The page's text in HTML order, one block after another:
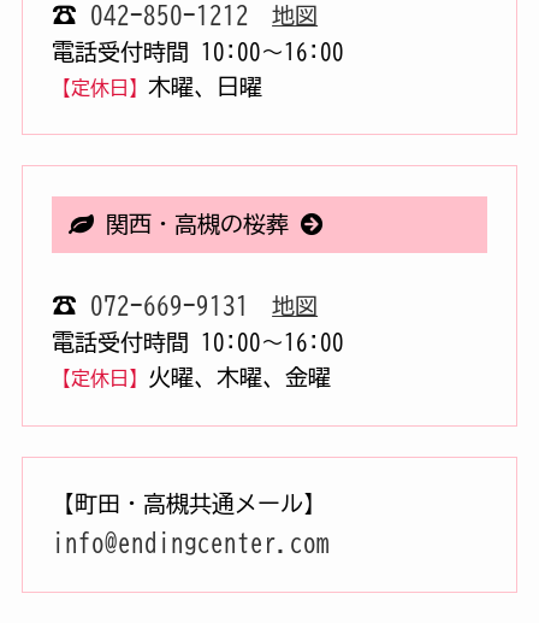
☎ 042-850-1212
地図
電話受付時間 10:00〜16:00
【定休日】木曜、日曜
関西・高槻の桜葬
☎ 072-669-9131
地図
電話受付時間 10:00〜16:00
【定休日】 火曜、木曜、金曜
【町田・高槻共通メール】
info@endingcenter.com